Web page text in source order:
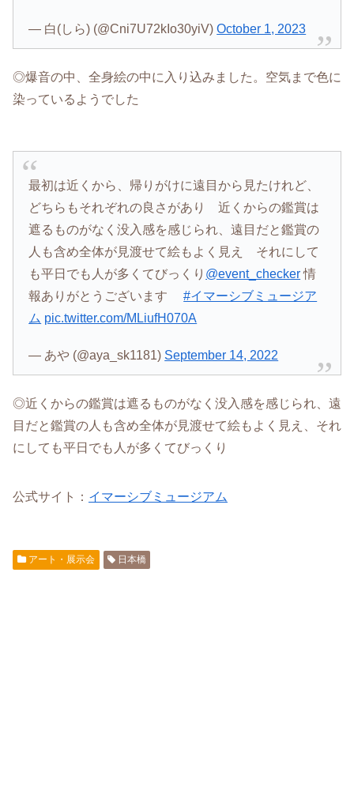
— 白(しら) (@Cni7U72kIo30yiV)October 1, 2023
◎爆音の中、全身絵の中に入り込みました。空気まで色に
染っているようでした
最初は近くから、帰りがけに遠目から見たけれど、
どちらもそれぞれの良さがあり 近くからの鑑賞は
遮るものがなく没入感を感じられ、遠目だと鑑賞の
人も含め全体が見渡せて絵もよく見え それにして
も平日でも人が多くてびっくり @event_checker情
報ありがとうございます#イマーシブミュージア
ム pic.twitter.com/MLiufH070A
— あや (@aya_sk1181) September 14, 2022
◎近くからの鑑賞は遮るものがなく没入感を感じられ、遠
目だと鑑賞の人も含め全体が見渡せて絵もよく見え、それ
にしても平日でも人が多くてびっくり
公式サイト： イマーシブミュージアム
アート・展示会 日本橋